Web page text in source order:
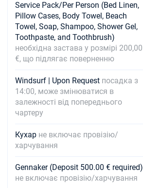
Service Pack/Per Person (Bed Linen,
Pillow Cases, Body Towel, Beach
Towel, Soap, Shampoo, Shower Gel,
Toothpaste, and Toothbrush)
необхідна застава у розмірі 200,00
€, що підлягає поверненню
Windsurf | Upon Request посадка з
14:00, може змінюватися в
залежності від попереднього
чартеру
Кухар не включає провізію/
харчування
Gennaker (Deposit 500.00 € required)
не включає провізію/харчування